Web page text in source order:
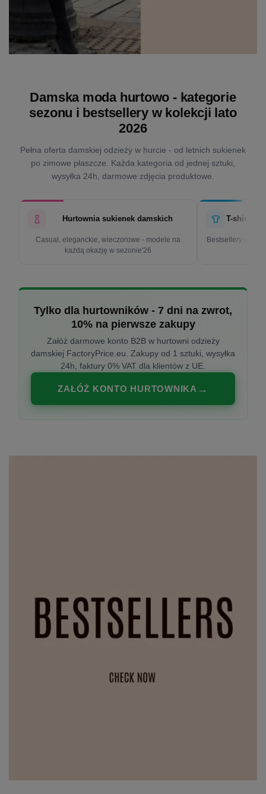
Damska moda hurtowo - kategorie
sezonu i bestsellery w kolekcji lato
2026
Pełna oferta damskiej odzieży w hurcie - od letnich sukienek
po zimowe płaszcze. Każda kategoria od jednej sztuki,
wysyłka 24h, darmowe zdjęcia produktowe.
Hurtownia sukienek damskich
Casual, eleganckie, wieczorowe - modele na
każdą okazję w sezonie'26
T-shirty
Bestsellery w
Tylko dla hurtowników - 7 dni na zwrot,
10% na pierwsze zakupy
Załóż darmowe konto B2B w hurtowni odzieży
damskiej FactoryPrice.eu. Zakupy od 1 sztuki, wysyłka
24h, faktury 0% VAT dla klientów z UE.
ZAŁÓŻ KONTO HURTOWNIKA